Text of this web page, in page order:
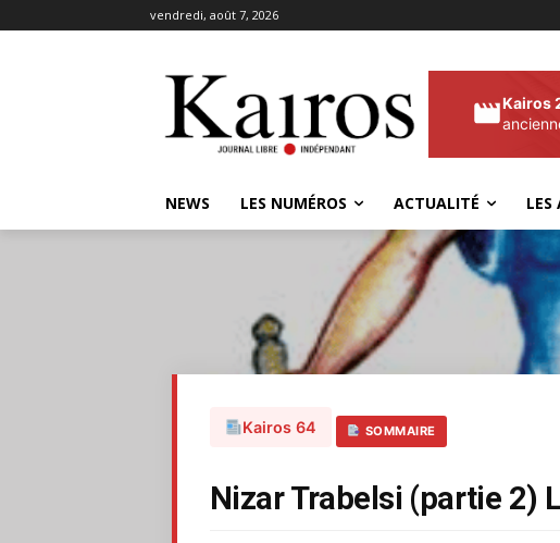
vendredi, août 7, 2026
Kairos
NEWS LES NUMÉROS ACTUALITÉ LES
Kairos 64 SOMMAIRE
Nizar Trabelsi (partie 2)